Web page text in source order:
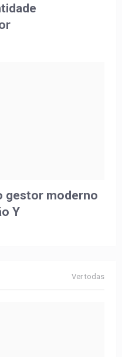
gestor moderno
Y
Ver todas